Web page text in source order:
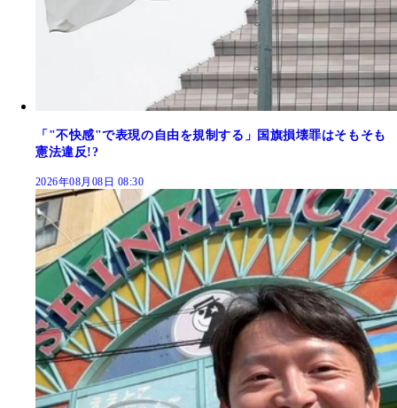
「"不快感"で表現の自由を規制する」国旗損壊罪はそもそも
憲法違反!?
2026年08月08日 08:30